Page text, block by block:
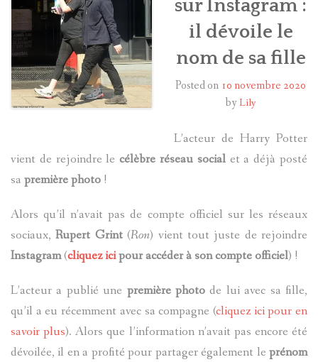
HARRY POTTER
LES ACTEURS
J.K. ROWLING
A PROPOS
sur Instagram :
il dévoile le
nom de sa fille
Posted on 10 novembre 2020
by Lily
L’acteur de Harry Potter
vient de rejoindre lecélèbre réseau socialet a déjà posté
sa première photo !
Alors qu’il n’avait pas de compte officiel sur les réseaux
sociaux,Rupert Grint(Ron) vient tout juste de rejoindre
Instagram(cliquez icipour accéder à son compte officiel) !
L’acteur a publié une première photode lui avec sa fille,
qu’il a eu récemment avec sa compagne (cliquez ici pour en
savoir plus). Alors que l’information n’avait pas encore été
dévoilée, il en a profité pour partager également le prénom